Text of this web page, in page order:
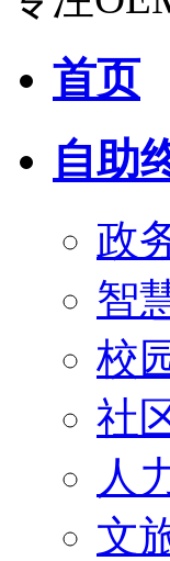
首页
自助
政
智
校
社
人
文